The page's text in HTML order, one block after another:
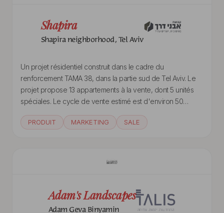
Shapira
Shapira neighborhood, Tel Aviv
Un projet résidentiel construit dans le cadre du
renforcement TAMA 38, dans la partie sud de Tel Aviv. Le
projet propose 13 appartements à la vente, dont 5 unités
spéciales. Le cycle de vente estimé est d'environ 50
PRODUIT MARKETING SALE
Adam's Landscapes
Adam Geva Binyamin